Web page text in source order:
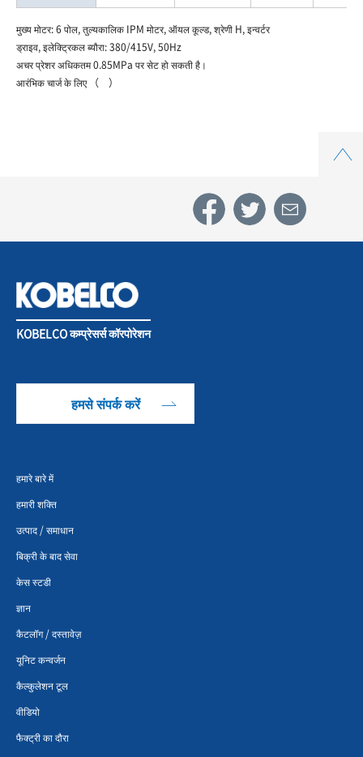
मुख्य मोटर: 6 पोल, तुल्यकालिक IPM मोटर, ऑयल कूल्ड, श्रेणी H, इन्वर्टर
ड्राइव, इलेक्ट्रिकल ब्यौरा: 380/415V, 50Hz
अचर प्रेशर अधिकतम 0.85MPa पर सेट हो सकती है।
आरंभिक चार्ज के लिए （ ）
KOBELCO कम्प्रेसर्स कॉरपोरेशन
हमसे संपर्क करें
हमारे बारे में
हमारी शक्ति
उत्पाद / समाधान
बिक्री के बाद सेवा
केस स्टडी
ज्ञान
कैटलॉग / दस्तावेज़
यूनिट कन्वर्जन
कैल्कुलेशन टूल
वीडियो
फैक्ट्री का दौरा